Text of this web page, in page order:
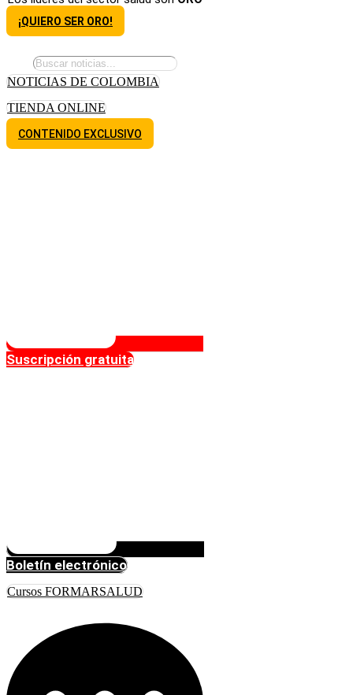
¡QUIERO SER ORO!
NOTICIAS DE COLOMBIA
TIENDA ONLINE
CONTENIDO EXCLUSIVO
Suscripción gratuita
Boletín electrónico
Cursos FORMARSALUD